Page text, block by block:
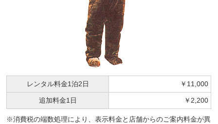
レンタル料金1泊2日 ￥11,000
追加料金1日 ￥2,200
※消費税の端数処理により、表示料金と店舗からのご案内料金が異